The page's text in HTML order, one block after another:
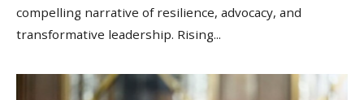
compelling narrative of resilience, advocacy, and
transformative leadership. Rising...